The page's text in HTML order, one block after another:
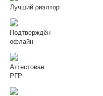
Лучший риэлтор
Подтверждён
офлайн
Аттестован
РГР